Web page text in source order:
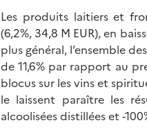
Les produits laitiers et
(6,2%, 34,8 M EUR), en
plus général, l’ensemble
de 11,6% par rapport au
blocus sur les vins et
le laissent paraître les
alcoolisées distillées et -